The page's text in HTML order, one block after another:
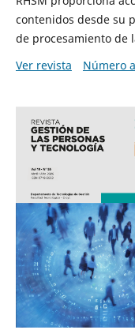
contenidos desde su
de procesamiento de
Ver revista
Número